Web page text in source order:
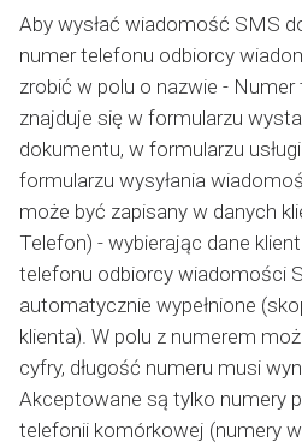
Aby wysłać wiadomość SMS
numer telefonu odbiorcy
zrobić w polu o nazwie -
znajduje się w formularzu
dokumentu, w formularzu
formularzu wysyłania
może być zapisany w danych
Telefon) - wybierając dane
telefonu odbiorcy wiadomości
automatycznie wypełnione
klienta). W polu z numerem
cyfry, długość numeru musi
Akceptowane są tylko numery
telefonii komórkowej (numery